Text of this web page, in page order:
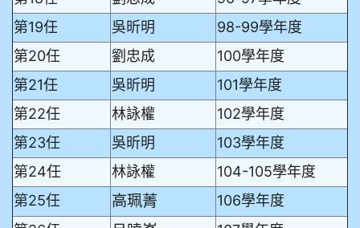
第19任
吳昕明
98-99學年度
第20任
劉忠成
100學年度
第21任
吳昕明
101學年度
第22任
林詠權
102學年度
第23任
吳昕明
103學年度
第24任
林詠權
104-105學年度
第25任
高珮菁
106學年度